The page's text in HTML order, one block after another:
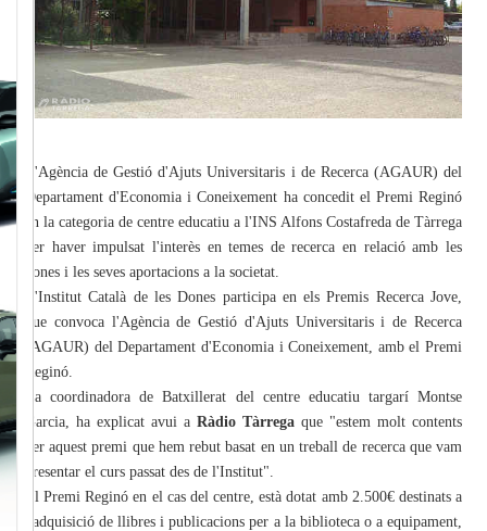
L'Agència de Gestió d'Ajuts Universitaris i de Recerca (AGAUR) del
Departament d'Economia i Coneixement ha concedit el Premi Reginó
en la categoria de centre educatiu a l'INS Alfons Costafreda de Tàrrega
per haver impulsat l'interès en temes de recerca en relació amb les
dones i les seves aportacions a la societat.
L'Institut Català de les Dones participa en els Premis Recerca Jove,
que convoca l'Agència de Gestió d'Ajuts Universitaris i de Recerca
(AGAUR) del Departament d'Economia i Coneixement, amb el Premi
Reginó.
La coordinadora de Batxillerat del centre educatiu targarí Montse
Garcia, ha explicat avui a Ràdio Tàrrega que "estem molt contents
per aquest premi que hem rebut basat en un treball de recerca que vam
presentar el curs passat des de l'Institut".
El Premi Reginó en el cas del centre, està dotat amb 2.500€ destinats a
l'adquisició de llibres i publicacions per a la biblioteca o a equipament,